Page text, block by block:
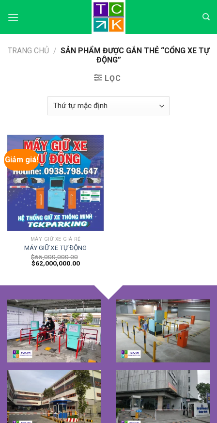
TRANG CHỦ / SẢN PHẨM ĐƯỢC GẮN THẺ “CỔNG XE TỰ
ĐỘNG”
LỌC
Giảm giá!
MÁY GIỮ XE GIÁ RẺ
MÁY GIỮ XE TỰ ĐỘNG
$65,000,000.00
$62,000,000.00